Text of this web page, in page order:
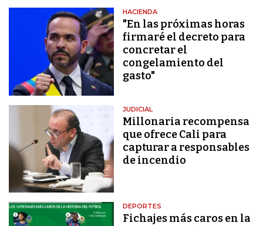
HACIENDA
"En las próximas horas
firmaré el decreto para
concretar el
congelamiento del
gasto"
JUDICIAL
Millonaria recompensa
que ofrece Cali para
capturar a responsables
de incendio
DEPORTES
Fichajes más caros en la